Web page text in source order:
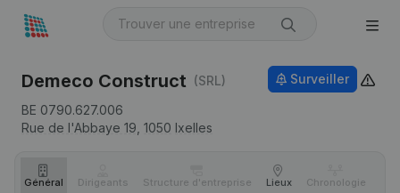
Demeco Construct (SRL)
BE 0790.627.006
Rue de l'Abbaye 19, 1050 Ixelles
Surveiller
Général Dirigeants Structure d'entreprise Lieux Chronologie